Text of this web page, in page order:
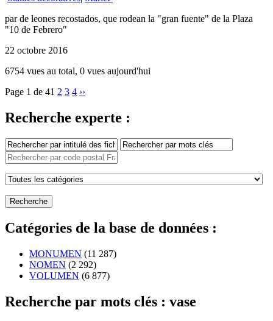
par de leones recostados, que rodean la "gran fuente" de la Plaza
"10 de Febrero"
22 octobre 2016
6754 vues au total, 0 vues aujourd'hui
Page 1 de 41 2 3 4 ››
Recherche experte :
Catégories de la base de données :
MONUMEN (11 287)
NOMEN (2 292)
VOLUMEN (6 877)
Recherche par mots clés : vase